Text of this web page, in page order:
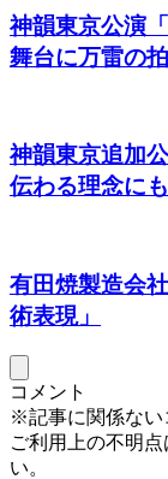
神韻東京公演
舞台に万雷の
神韻東京追加
伝わる理念にも
有田焼製造会
術表現」
コメント
※記事に関係ない
ご利用上の不明点
い。